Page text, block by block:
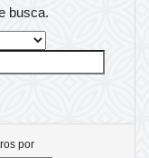
busca.
por